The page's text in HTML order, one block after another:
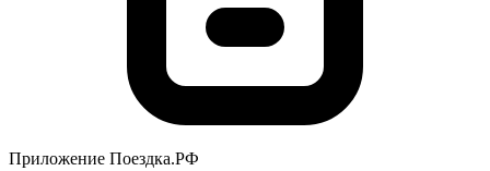
Приложение Поездка.РФ